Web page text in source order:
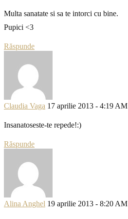
Multa sanatate si sa te intorci cu bine.
Pupici <3
Răspunde
Claudia Vaga 17 aprilie 2013 - 4:19 AM
Insanatoseste-te repede!:)
Răspunde
Alina Anghel 19 aprilie 2013 - 8:20 AM